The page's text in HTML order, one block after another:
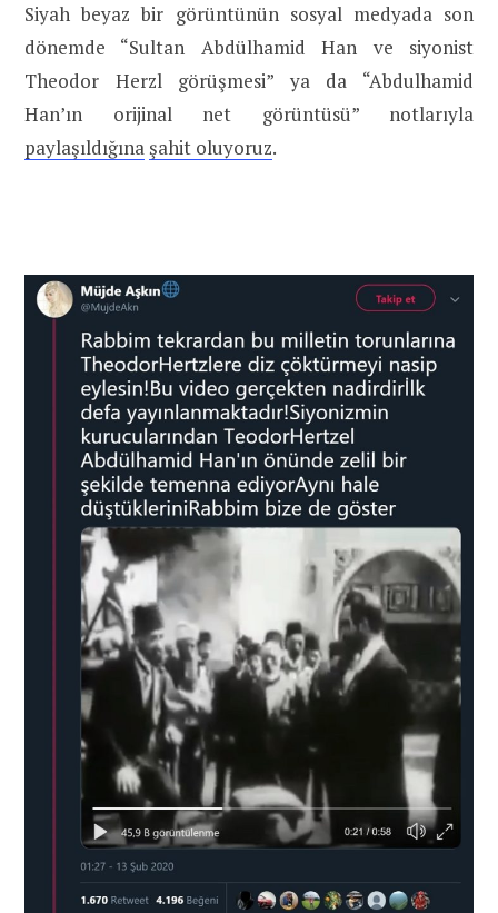
Siyah beyaz bir görüntünün sosyal medyada son
dönemde “Sultan Abdülhamid Han ve siyonist
Theodor Herzl görüşmesi” ya da “Abdulhamid
Han’ın orijinal net görüntüsü” notlarıyla
paylaşıldığınaşahit oluyoruz.